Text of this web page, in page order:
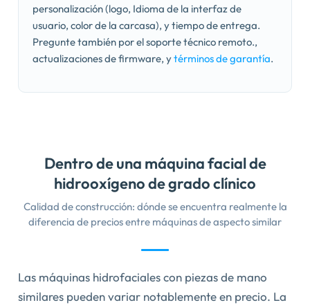
personalización (logo, Idioma de la interfaz de
usuario, color de la carcasa), y tiempo de entrega.
Pregunte también por el soporte técnico remoto.,
actualizaciones de firmware, ytérminos de garantía.
Dentro de una máquina facial de
hidrooxígeno de grado clínico
Calidad de construcción: dónde se encuentra realmente la
diferencia de precios entre máquinas de aspecto similar
Las máquinas hidrofaciales con piezas de mano
similares pueden variar notablemente en precio. La